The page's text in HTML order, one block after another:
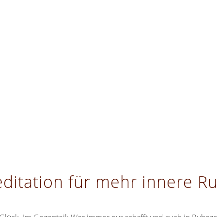
für mehr innere